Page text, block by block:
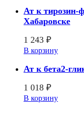
Ат к тирозин-
Хабаровске
1 243 ₽
В корзину
Ат к бета2-
1 018 ₽
В корзину